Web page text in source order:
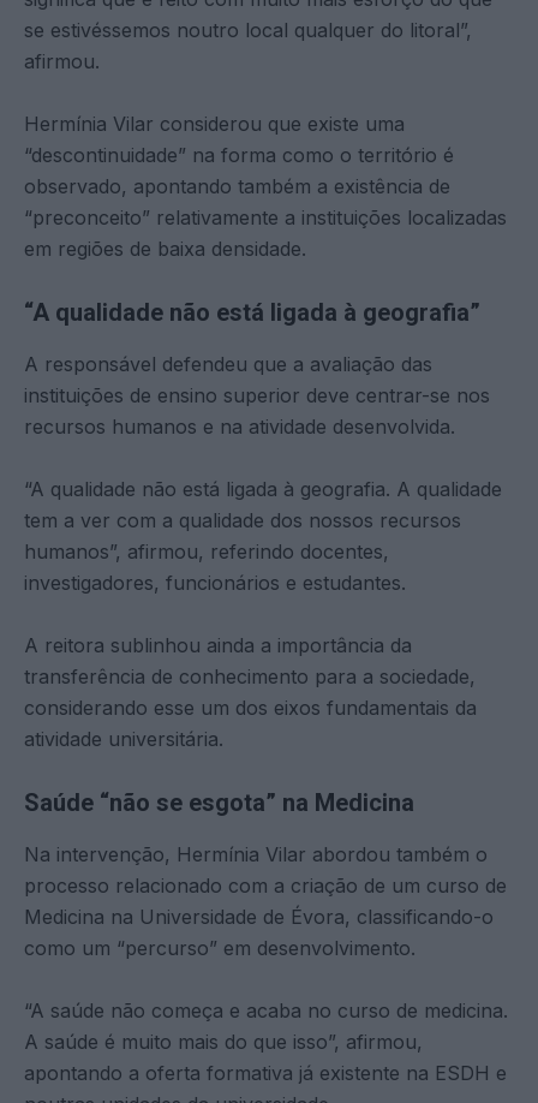
se estivéssemos noutro local qualquer do litoral”,
afirmou.
Hermínia Vilar considerou que existe uma
“descontinuidade” na forma como o território é
observado, apontando também a existência de
“preconceito” relativamente a instituições localizadas
em regiões de baixa densidade.
“A qualidade não está ligada à geografia”
A responsável defendeu que a avaliação das
instituições de ensino superior deve centrar-se nos
recursos humanos e na atividade desenvolvida.
“A qualidade não está ligada à geografia. A qualidade
tem a ver com a qualidade dos nossos recursos
humanos”, afirmou, referindo docentes,
investigadores, funcionários e estudantes.
A reitora sublinhou ainda a importância da
transferência de conhecimento para a sociedade,
considerando esse um dos eixos fundamentais da
atividade universitária.
Saúde “não se esgota” na Medicina
Na intervenção, Hermínia Vilar abordou também o
processo relacionado com a criação de um curso de
Medicina na Universidade de Évora, classificando-o
como um “percurso” em desenvolvimento.
“A saúde não começa e acaba no curso de medicina.
A saúde é muito mais do que isso”, afirmou,
apontando a oferta formativa já existente na ESDH e